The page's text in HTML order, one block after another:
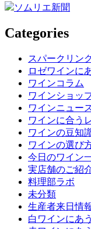
ソムリエ新聞
Categories
スパークリン
ロゼワインに
ワインコラム
ワインショッ
ワインニュー
ワインに合う
ワインの豆知
ワインの選び
今日のワイン
実店舗のご紹
料理部ラボ
未分類
生産者来日情
白ワインにあ